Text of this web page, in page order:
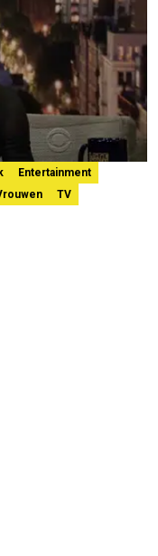
Entertainment
TV